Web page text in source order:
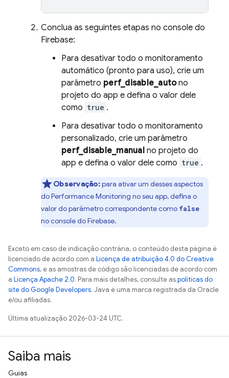
Conclua as seguintes etapas no console do
Firebase:
Para desativar todo o monitoramento
automático (pronto para uso), crie um
parâmetro perf_disable_autono
projeto do app e defina o valor dele
como true .
Para desativar todo o monitoramento
personalizado, crie um parâmetro
perf_disable_manualno projeto do
app e defina o valor dele como true .
Observação:para ativar um desses aspectos
doPerformance Monitoring no seu app, defina o
valor do parâmetro correspondente como false
no console doFirebase.
Exceto em caso de indicação contrária, o conteúdo desta página é
licenciado de acordo com a Licença de atribuição 4.0 do Creative
Commons, e as amostras de código são licenciadas de acordo com
a Licença Apache 2.0. Para mais detalhes, consulte aspolíticas do
site do Google Developers. Java é uma marca registrada da Oracle
e/ou afiliadas.
Última atualização 2026-03-24 UTC.
Saiba mais
Guias